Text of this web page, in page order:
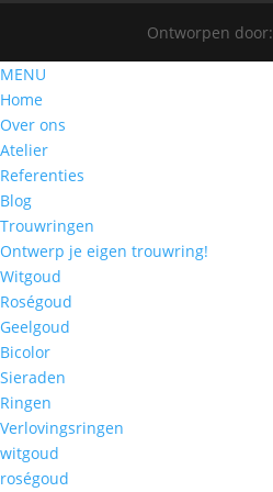
Ontworpen door:
MENU
Home
Over ons
Atelier
Referenties
Blog
Trouwringen
Ontwerp je eigen trouwring!
Witgoud
Roségoud
Geelgoud
Bicolor
Sieraden
Ringen
Verlovingsringen
witgoud
roségoud